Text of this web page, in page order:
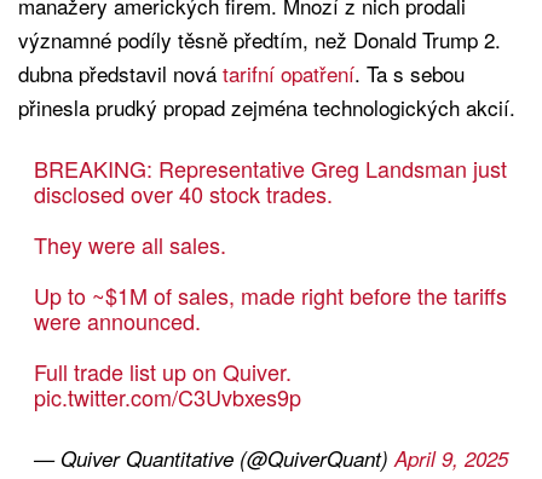
významné podíly těsně předtím, než Donald Trump 2.
dubna představil nová tarifní opatření. Ta s sebou
přinesla prudký propad zejména technologických akcií.
BREAKING: Representative Greg Landsman just
disclosed over 40 stock trades.
They were all sales.
Up to ~$1M of sales, made right before the tariffs
were announced.
Full trade list up on Quiver.
pic.twitter.com/C3Uvbxes9p
— Quiver Quantitative (@QuiverQuant)April 9, 2025